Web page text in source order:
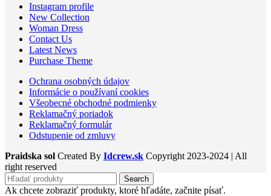
Instagram profile
New Collection
Woman Dress
Contact Us
Latest News
Purchase Theme
Ochrana osobných údajov
Informácie o používaní cookies
Všeobecné obchodné podmienky
Reklamačný poriadok
Reklamačný formulár
Odstupenie od zmluvy
Praidska sol Created By Idcrew.sk Copyright 2023-2024 | All
right reserved
Search
Ak chcete zobraziť produkty, ktoré hľadáte, začnite písať.